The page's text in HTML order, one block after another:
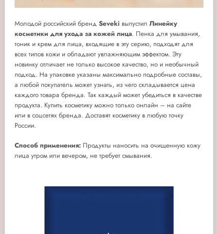
Молодой российский бренд Seveki выпустил Линейку
косметики для ухода за кожей лица. Пенка для умывания,
тоник и крем для лица, входящие в эту серию, подходят для
всех типов кожи и обладают увлажняющим эффектом. Эту
новинку отличает не только высокое качество, но и необычный
подход. На упаковке указаны максимально подробные составы,
а любой покупатель может узнать, из чего складывается цена
каждого товара бренда. Так каждый может убедиться в качестве
продукта. Купить косметику можно только онлайн – на сайте
или в соцсетях бренда. Доставят косметику в любую точку
России.
Способ применения: Продукты наносить на очищенную кожу
лица утром или вечером, не требует смывания.